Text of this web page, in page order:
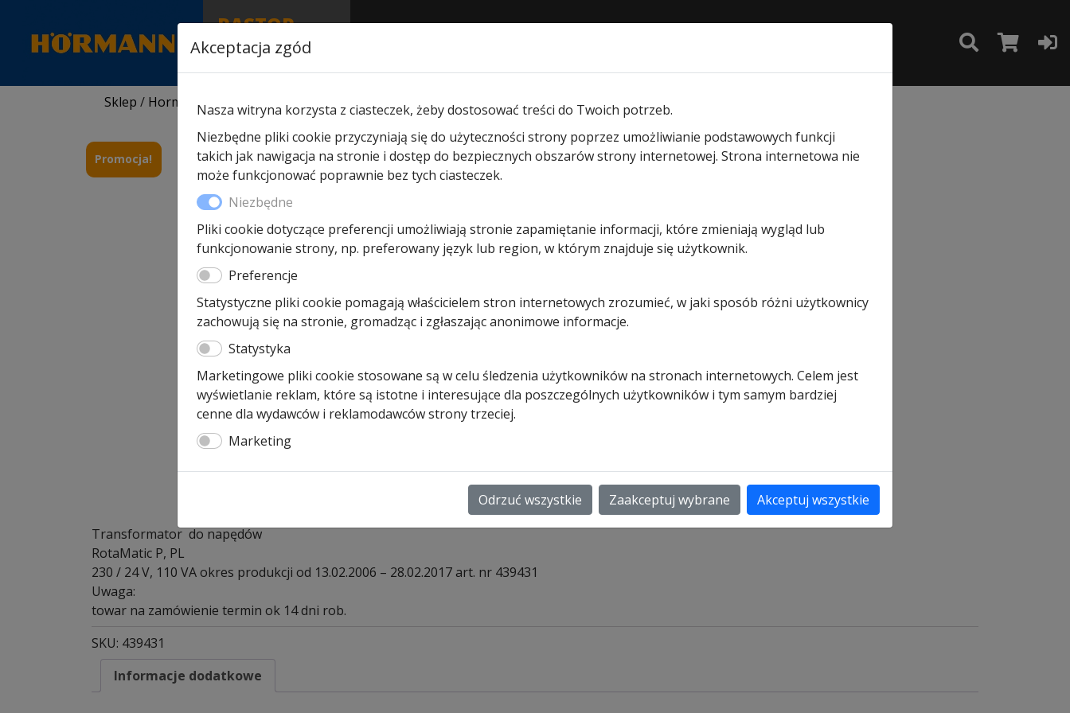
RASTOR
AUTORYZOWANY
PARTNER & SERWIS
Sklep / Hormann części zamienne Do napędów wjazd. 2skrzydłowych / Transformator 230/24V RotaMatic P/PL
Promocja!
Transformator
RotaMatic
531,00złPierwotna
531,00 zł.
467,00
467,00 zł.
najniższą w ostatnich 30
dniach.
ilość
Transformator
230/24V
RotaMatic
Dodaj do koszyka
Transformator do napędów
RotaMatic P, PL
230 / 24 V, 110 VA okres produkcji od 13.02.2006 – 28.02.2017 art. nr 439431
Uwaga:
towar na zamówienie termin ok 14 dni rob.
SKU: 439431
Informacje dodatkowe
Akceptacja zgód
Nasza witryna korzysta z ciasteczek, żeby dostosować treści do Twoich potrzeb.
Niezbędne pliki cookie przyczyniają się do użyteczności strony poprzez umożliwianie podstawowych funkcji
takich jak nawigacja na stronie i dostęp do bezpiecznych obszarów strony internetowej. Strona internetowa nie
może funkcjonować poprawnie bez tych ciasteczek.
Niezbędne
Pliki cookie dotyczące preferencji umożliwiają stronie zapamiętanie informacji, które zmieniają wygląd lub
funkcjonowanie strony, np. preferowany język lub region, w którym znajduje się użytkownik.
Preferencje
Statystyczne pliki cookie pomagają właścicielem stron internetowych zrozumieć, w jaki sposób różni użytkownicy
zachowują się na stronie, gromadząc i zgłaszając anonimowe informacje.
Statystyka
Marketingowe pliki cookie stosowane są w celu śledzenia użytkowników na stronach internetowych. Celem jest
wyświetlanie reklam, które są istotne i interesujące dla poszczególnych użytkowników i tym samym bardziej
cenne dla wydawców i reklamodawców strony trzeciej.
Marketing
Odrzuć wszystkie Zaakceptuj wybrane Akceptuj wszystkie